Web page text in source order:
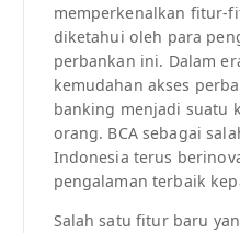
memperkenalkan fitur-
diketahui oleh para
perbankan ini. Dalam
kemudahan akses
banking menjadi suatu
orang. BCA sebagai
Indonesia terus
pengalaman terbaik
Salah satu fitur baru